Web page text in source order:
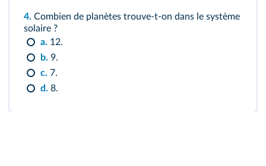
4. Combien de planètes trouve-t-on dans le système
solaire ?
a. 12.
b. 9.
c. 7.
d. 8.